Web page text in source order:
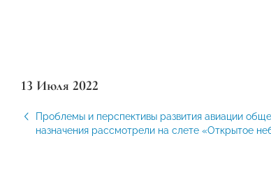
13 Июля 2022
Проблемы и перспективы развития авиации
назначения рассмотрели на слете «Открытое